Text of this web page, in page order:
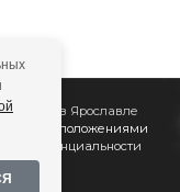
дисков в Ярославле
положениями
конфиденциальности